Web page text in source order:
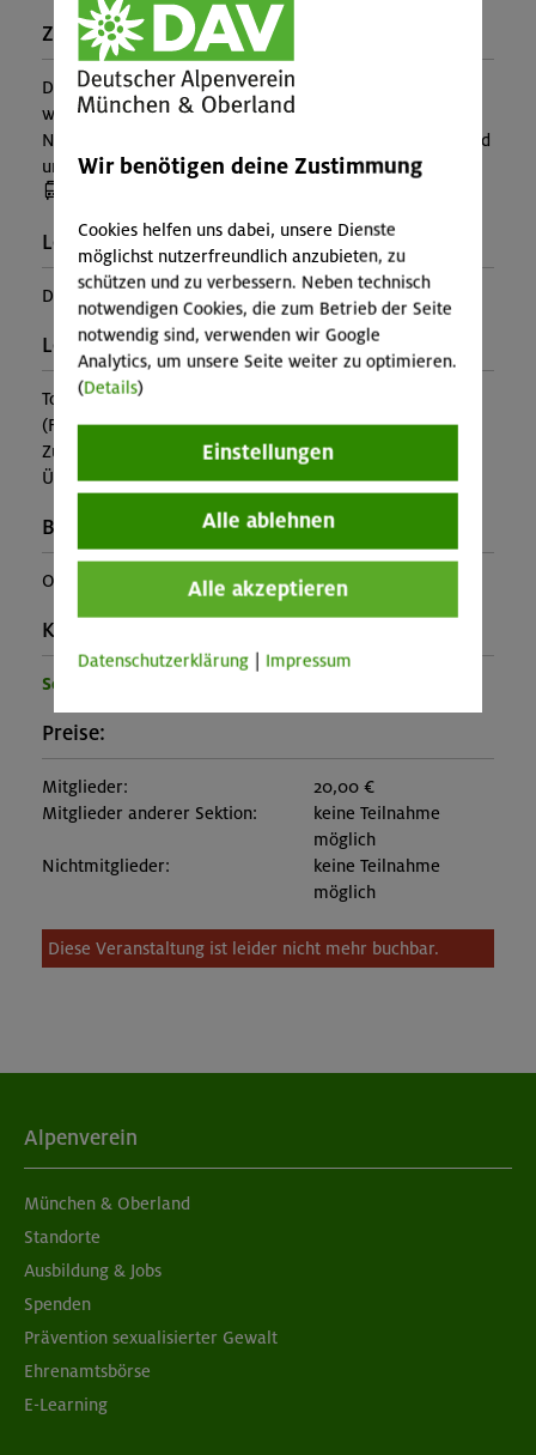
Zusatzinfo:
Der Preis für diese Veranstaltung ist eine Kaution und
wird nach Beendigung der Arbeitstour erstattet. Bei
Nichtanantritt bzw. Storno wird die Kaution entsprechend
unseren Teilnahmebedingungen einbehalten.
Leiter*in:
DAV Veranstaltungsleiter
Leistung:
Tourleitung, Übernachtung, Fahrt
(Falls nicht in den Leistungen inbegriffen, fallen
Zusatzkosten für z.B. An- und Abreise, Verpflegung,
Übernachtung oder Skipass an.)
Buchungscode:
OL-25-1407
Kontakt Veranstalter:
Sektion Oberland
Preise:
Mitglieder:
20,00 €
Mitglieder anderer Sektion:
keine Teilnahme
möglich
Nichtmitglieder:
keine Teilnahme
möglich
Diese Veranstaltung ist leider nicht mehr buchbar.
Alpenverein
München & Oberland
Standorte
Ausbildung & Jobs
Spenden
Prävention sexualisierter Gewalt
Ehrenamtsbörse
E-Learning
Wir benötigen deine Zustimmung
Cookies helfen uns dabei, unsere Dienste
möglichst nutzerfreundlich anzubieten, zu
schützen und zu verbessern. Neben technisch
notwendigen Cookies, die zum Betrieb der Seite
notwendig sind, verwenden wir Google
Analytics, um unsere Seite weiter zu optimieren.
(Details)
Einstellungen
Alle ablehnen
Alle akzeptieren
Datenschutzerklärung Impressum